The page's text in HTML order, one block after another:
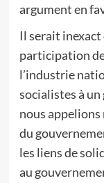
argument en
Il serait
participation
l’industrie
socialistes à
nous
du
les liens de
au